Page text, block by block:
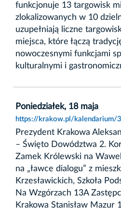
funkcjonuje 13 targowisk
zlokalizowanych w 10
uzupełniają liczne
miejsca, które łączą
nowoczesnymi funkcjami
kulturalnymi i
Poniedziałek, 18 maja
https://krakow.pl/kalendarium/
Prezydent Krakowa
– Święto Dowództwa 2.
Zamek Królewski na
na „ławce dialogu” z
Krzesławickich, Szkoła
Na Wzgórzach 13A
Krakowa Stanisław Mazur